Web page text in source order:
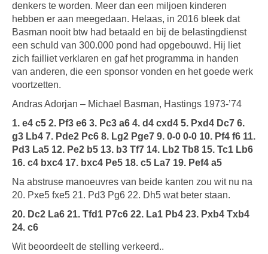
denkers te worden. Meer dan een miljoen kinderen
hebben er aan meegedaan. Helaas, in 2016 bleek dat
Basman nooit btw had betaald en bij de belastingdienst
een schuld van 300.000 pond had opgebouwd. Hij liet
zich failliet verklaren en gaf het programma in handen
van anderen, die een sponsor vonden en het goede werk
voortzetten.
Andras Adorjan – Michael Basman, Hastings 1973-’74
1. e4 c5 2. Pf3 e6 3. Pc3 a6 4. d4 cxd4 5. Pxd4 Dc7 6.
g3 Lb4 7. Pde2 Pc6 8. Lg2 Pge7 9. 0-0 0-0 10. Pf4 f6 11.
Pd3 La5 12. Pe2 b5 13. b3 Tf7 14. Lb2 Tb8 15. Tc1 Lb6
16. c4 bxc4 17. bxc4 Pe5 18. c5 La7 19. Pef4 a5
Na abstruse manoeuvres van beide kanten zou wit nu na
20. Pxe5 fxe5 21. Pd3 Pg6 22. Dh5 wat beter staan.
20. Dc2 La6 21. Tfd1 P7c6 22. La1 Pb4 23. Pxb4 Txb4
24. c6
Wit beoordeelt de stelling verkeerd..